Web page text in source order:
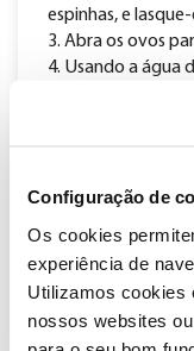
Configuração de
Os cookies
experiência de
Utilizamos cookies
nossos websites
espinhas, e lasque-
3. Abra os ovos
4. Usando a água
polme com
sopa, junte
ambos os lados.
7. Retire e deixe
as pataniscas